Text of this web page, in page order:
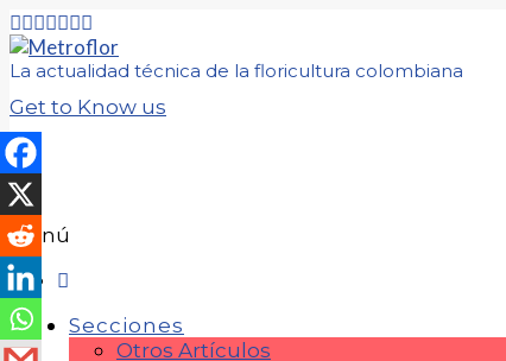
La actualidad técnica de la floricultura colombiana
Get to Know us
Menú
Secciones
Otros Artículos